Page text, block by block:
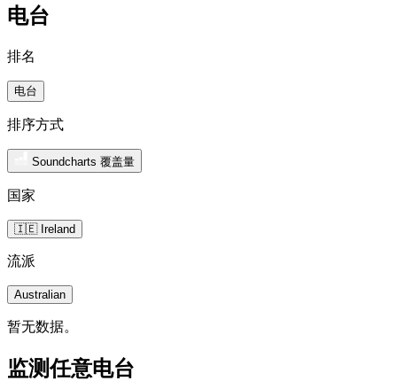
电台
排名
电台
排序方式
Soundcharts 覆盖量
国家
🇮🇪 Ireland
流派
Australian
暂无数据。
监测任意电台